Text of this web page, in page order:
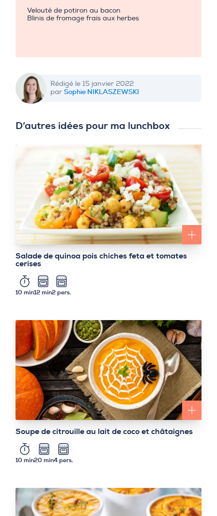
Velouté de potiron au bacon
Blinis de fromage frais aux herbes
Rédigé le 15 janvier 2022
par Sophie NIKLASZEWSKI
D’autres idées pour ma lunchbox
Salade de quinoa pois chiches feta et tomates
cerises
10 min12 min2 pers.
Soupe de citrouille au lait de coco et châtaignes
10 min20 min4 pers.